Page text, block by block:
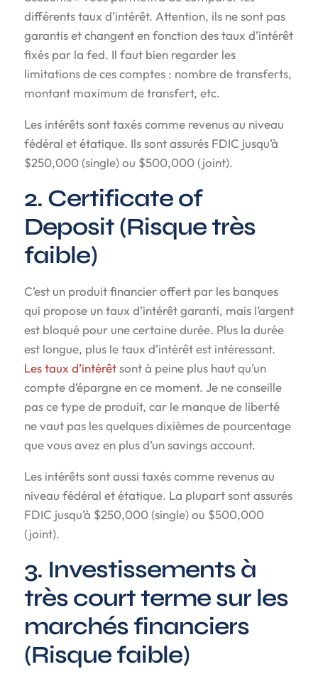
différents taux d’intérêt. Attention, ils ne sont pas
garantis et changent en fonction des taux d’intérêt
fixés par la fed. Il faut bien regarder les
limitations de ces comptes : nombre de transferts,
montant maximum de transfert, etc.
Les intérêts sont taxés comme revenus au niveau
fédéral et étatique. Ils sont assurés FDIC jusqu’à
$250,000 (single) ou $500,000 (joint).
2. Certificate of
Deposit (Risque très
faible)
C’est un produit financier offert par les banques
qui propose un taux d’intérêt garanti, mais l’argent
est bloqué pour une certaine durée. Plus la durée
est longue, plus le taux d’intérêt est intéressant.
Les taux d’intérêtsont à peine plus haut qu’un
compte d’épargne en ce moment. Je ne conseille
pas ce type de produit, car le manque de liberté
ne vaut pas les quelques dixièmes de pourcentage
que vous avez en plus d’un savings account.
Les intérêts sont aussi taxés comme revenus au
niveau fédéral et étatique. La plupart sont assurés
FDIC jusqu’à $250,000 (single) ou $500,000
(joint).
3. Investissements à
très court terme sur les
marchés financiers
(Risque faible)